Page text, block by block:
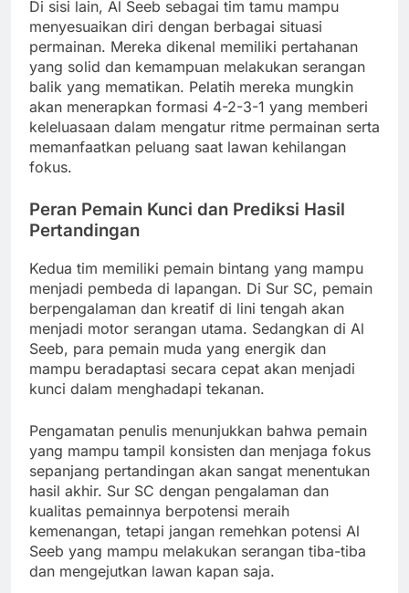
Di sisi lain, Al Seeb sebagai tim tamu mampu
menyesuaikan diri dengan berbagai situasi
permainan. Mereka dikenal memiliki pertahanan
yang solid dan kemampuan melakukan serangan
balik yang mematikan. Pelatih mereka mungkin
akan menerapkan formasi 4-2-3-1 yang memberi
keleluasaan dalam mengatur ritme permainan serta
memanfaatkan peluang saat lawan kehilangan
fokus.
Peran Pemain Kunci dan Prediksi Hasil
Pertandingan
Kedua tim memiliki pemain bintang yang mampu
menjadi pembeda di lapangan. Di Sur SC, pemain
berpengalaman dan kreatif di lini tengah akan
menjadi motor serangan utama. Sedangkan di Al
Seeb, para pemain muda yang energik dan
mampu beradaptasi secara cepat akan menjadi
kunci dalam menghadapi tekanan.
Pengamatan penulis menunjukkan bahwa pemain
yang mampu tampil konsisten dan menjaga fokus
sepanjang pertandingan akan sangat menentukan
hasil akhir. Sur SC dengan pengalaman dan
kualitas pemainnya berpotensi meraih
kemenangan, tetapi jangan remehkan potensi Al
Seeb yang mampu melakukan serangan tiba-tiba
dan mengejutkan lawan kapan saja.